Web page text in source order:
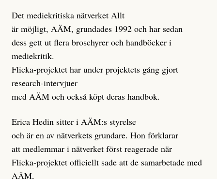
Det mediekritiska nätverket Allt
är möjligt, AÄM, grundades 1992 och har sedan
dess gett ut flera broschyrer och handböcker i
mediekritik.
Flicka-projektet har under projektets gång gjort
research-intervjuer
med AÄM och också köpt deras handbok.
Erica Hedin sitter i AÄM:s styrelse
och är en av nätverkets grundare. Hon förklarar
att medlemmar i nätverket först reagerade när
Flicka-projektet officiellt sade att de samarbetade med
AÄM,